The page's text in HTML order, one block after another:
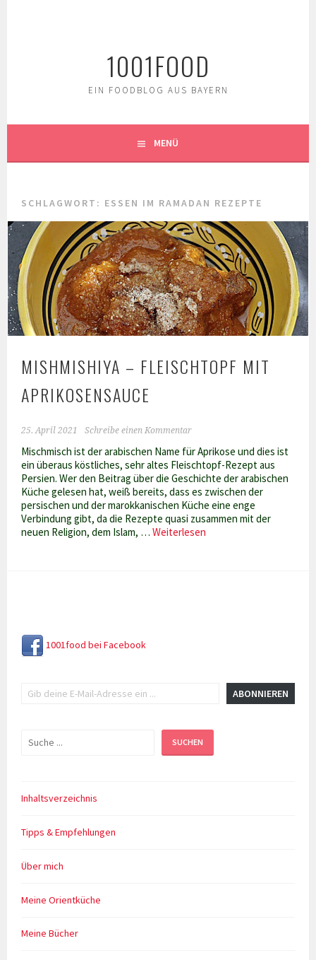
1001FOOD
EIN FOODBLOG AUS BAYERN
MENÜ
SCHLAGWORT: ESSEN IM RAMADAN REZEPTE
MISHMISHIYA – FLEISCHTOPF MIT
APRIKOSENSAUCE
25. April 2021 Schreibe einen Kommentar
Mischmisch ist der arabischen Name für Aprikose und dies ist
ein überaus köstliches, sehr altes Fleischtopf-Rezept aus
Persien. Wer den Beitrag über die Geschichte der arabischen
Küche gelesen hat, weiß bereits, dass es zwischen der
persischen und der marokkanischen Küche eine enge
Verbindung gibt, da die Rezepte quasi zusammen mit der
neuen Religion, dem Islam, …Weiterlesen
1001food bei Facebook
ABONNIEREN
Suchen SUCHEN
Inhaltsverzeichnis
Tipps & Empfehlungen
Über mich
Meine Orientküche
Meine Bücher